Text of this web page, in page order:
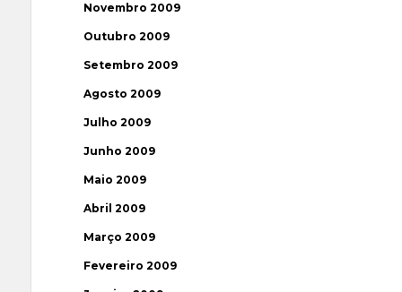
Novembro 2009
Outubro 2009
Setembro 2009
Agosto 2009
Julho 2009
Junho 2009
Maio 2009
Abril 2009
Março 2009
Fevereiro 2009